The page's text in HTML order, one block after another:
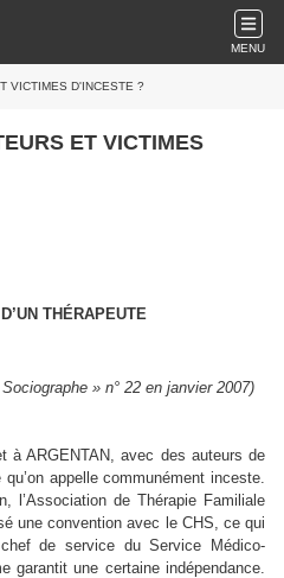
MENU
VICTIMES D'INCESTE ?
ET VICTIMES
THÉRAPEUTE
» n° 22 en janvier 2007)
à ARGENTAN, avec des auteurs de
appelle communément inceste.
l’Association de Thérapie Familiale
une convention avec le CHS, ce qui
de service du Service Médico-
garantit une certaine indépendance.